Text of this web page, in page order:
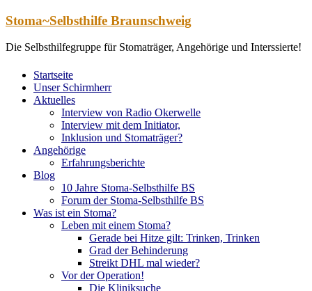
Zum
springen
Stoma~Selbsthilfe Braunschweig
Die Selbsthilfegruppe für Stomaträger, Angehörige und Interssierte!
Startseite
Unser Schirmherr
Aktuelles
Interview von Radio Okerwelle
Interview mit dem Initiator,
Inklusion und Stomaträger?
Angehörige
Erfahrungsberichte
Blog
10 Jahre Stoma-Selbsthilfe BS
Forum der Stoma-Selbsthilfe BS
Was ist ein Stoma?
Leben mit einem Stoma?
Gerade bei Hitze gilt: Trinken, Trinken
Grad der Behinderung
Streikt DHL mal wieder?
Vor der Operation!
Die Kliniksuche